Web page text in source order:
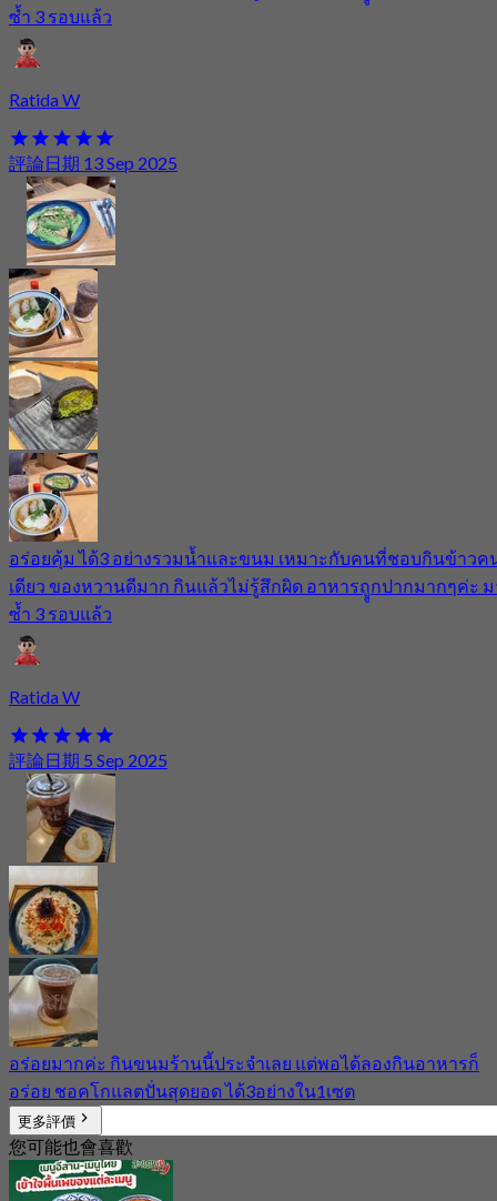
ซ้ำ​ 3 รอบแล้ว
Ratida W
評論日期 13 Sep 2025
อร่อยคุ้ม​ ได้3 อย่างรวมน้ำและขนม​ เหมาะกับคนที่ชอบกินข้าวค
เดียว​ ของหวานดีมาก​ กินแล้วไม่รู้​สึกผิด​ อาหารถููกปากมากๆค่ะ​
ซ้ำ​ 3 รอบแล้ว
Ratida W
評論日期 5 Sep 2025
อร่อยมากค่ะ​ กินขนมร้านนี้ประจำเลย​ แต่พอได้ลองกินอาหารก็
อร่อย​ ชอคโกแลตปั่นสุดยอด​ ได้3อย่างใน1เซต
更多評價
您可能也會喜歡